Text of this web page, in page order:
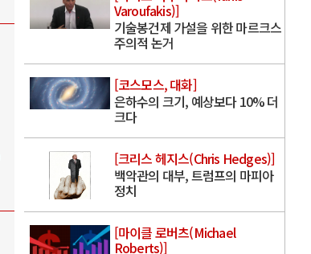
Varoufakis)]
기술봉건제 가설을 위한 마르크스
주의적 논거
[코스모스, 대화]
은하수의 크기, 예상보다 10% 더
크다
[크리스 헤지스(Chris Hedges)]
백악관의 대부, 트럼프의 마피아
정치
[마이클 로버츠(Michael
Roberts)]